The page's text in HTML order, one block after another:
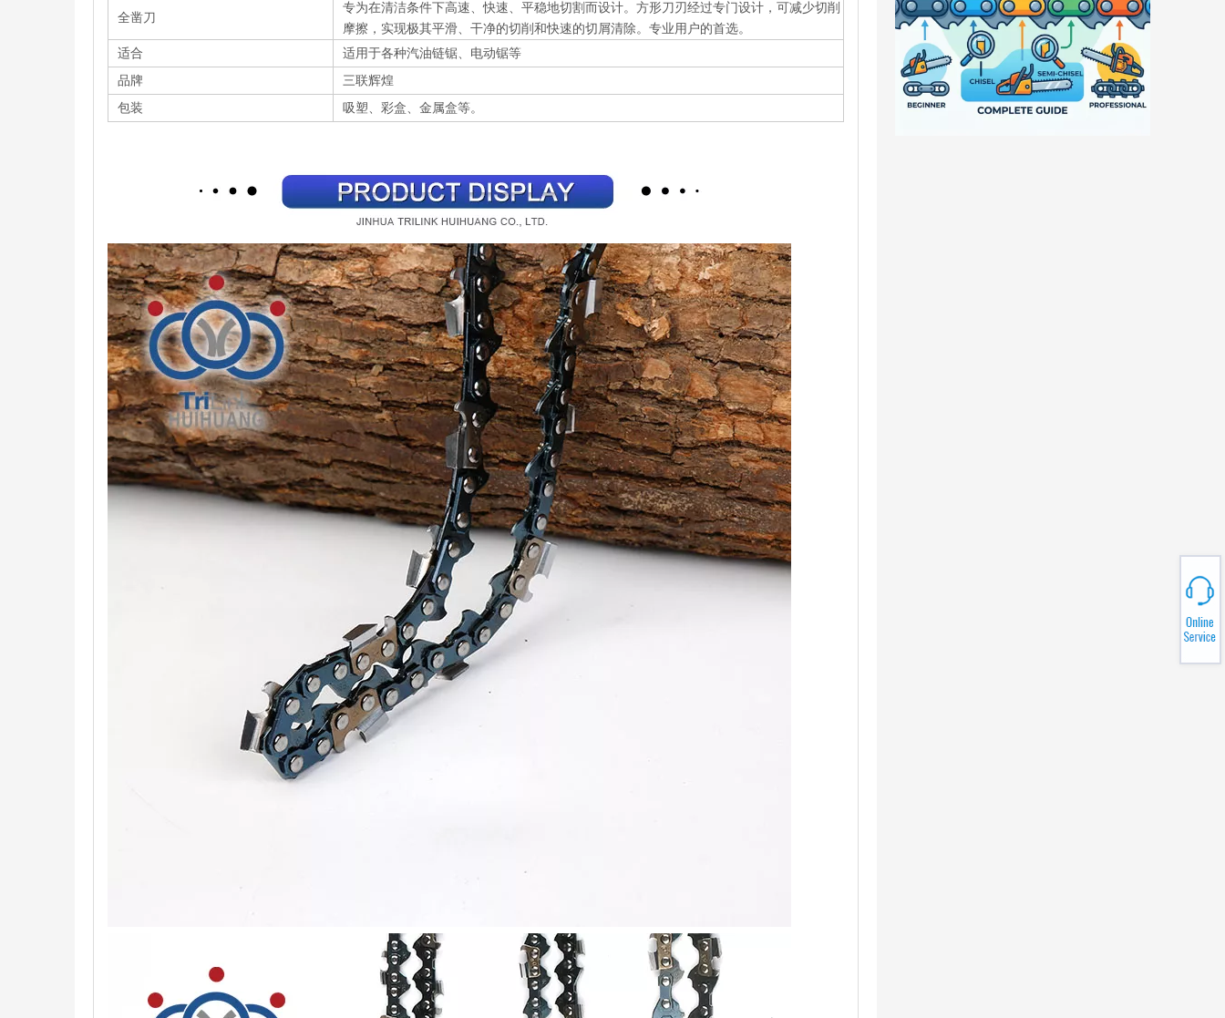
全凿刀
专为在清洁条件下高速、快速、平稳地切割而设计。方形刀刃经过专门设计，可减少切削
摩擦，实现极其平滑、干净的切削和快速的切屑清除。专业用户的首选。
适合
适用于各种汽油链锯、电动锯等
品牌
三联辉煌
包装
吸塑、彩盒、金属盒等。